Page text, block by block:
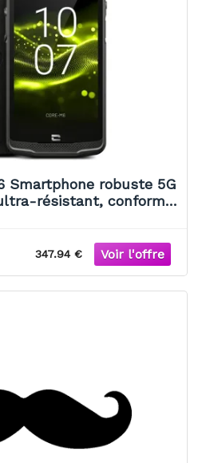
Smartphone robuste 5G
résistant, conforme
347.94 €